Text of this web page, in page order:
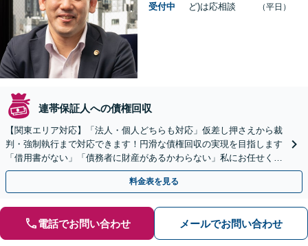
受付中
ど)は応相談
（平日）
連帯保証人への債権回収
【関東エリア対応】「法人・個人どちらも対応」仮差し押さえから裁
判・強制執行まで対応できます！円滑な債権回収の実現を目指します
「借用書がない」「債務者に財産があるかわらない」私にお任せくだ
さい！【分割払いあり】【休日・夜間相談可】
料金表を見る
電話でお問い合わせ メールでお問い合わせ